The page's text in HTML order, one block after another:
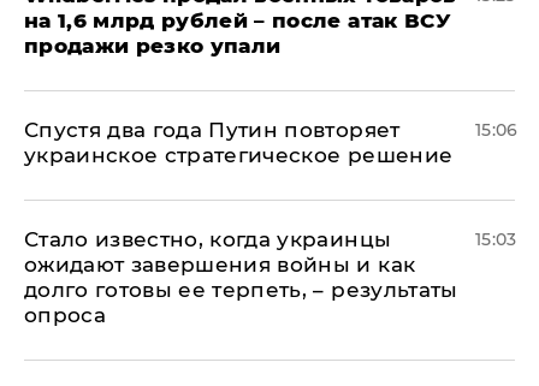
на 1,6 млрд рублей – после атак ВСУ
продажи резко упали
Спустя два года Путин повторяет
украинское стратегическое решение
15:06
Стало известно, когда украинцы
ожидают завершения войны и как
долго готовы ее терпеть, – результаты
опроса
15:03